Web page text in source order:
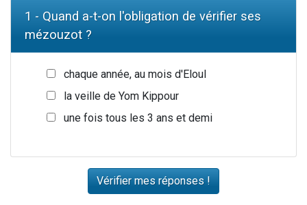
1 - Quand a-t-on l'obligation de vérifier ses
mézouzot ?
chaque année, au mois d'Eloul
la veille de Yom Kippour
une fois tous les 3 ans et demi